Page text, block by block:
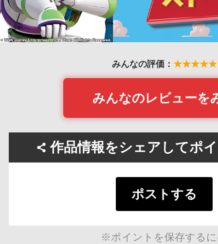
みんなの評価： ★★★★★
みんなのレビューを
作品情報をシェアしてポ
ポストする
※ポイントを保存する